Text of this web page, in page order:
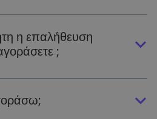
η επαλήθευση
;